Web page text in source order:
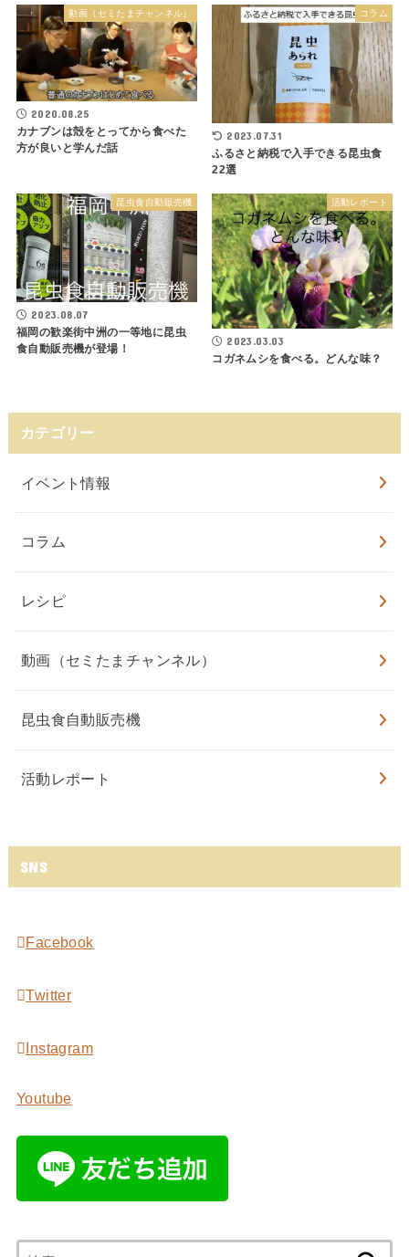
動画（セミたまチャンネル）
2020.08.25
カナブンは殻をとってから食べた
方が良いと学んだ話
コラム
2023.07.31
ふるさと納税で入手できる昆虫食
22選
昆虫食自動販売機
2023.08.07
福岡の歓楽街中洲の一等地に昆虫
食自動販売機が登場！
活動レポート
2023.03.03
コガネムシを食べる。どんな味？
カテゴリー
イベント情報
コラム
レシピ
動画（セミたまチャンネル）
昆虫食自動販売機
活動レポート
SNS
Facebook
Twitter
Instagram
Youtube